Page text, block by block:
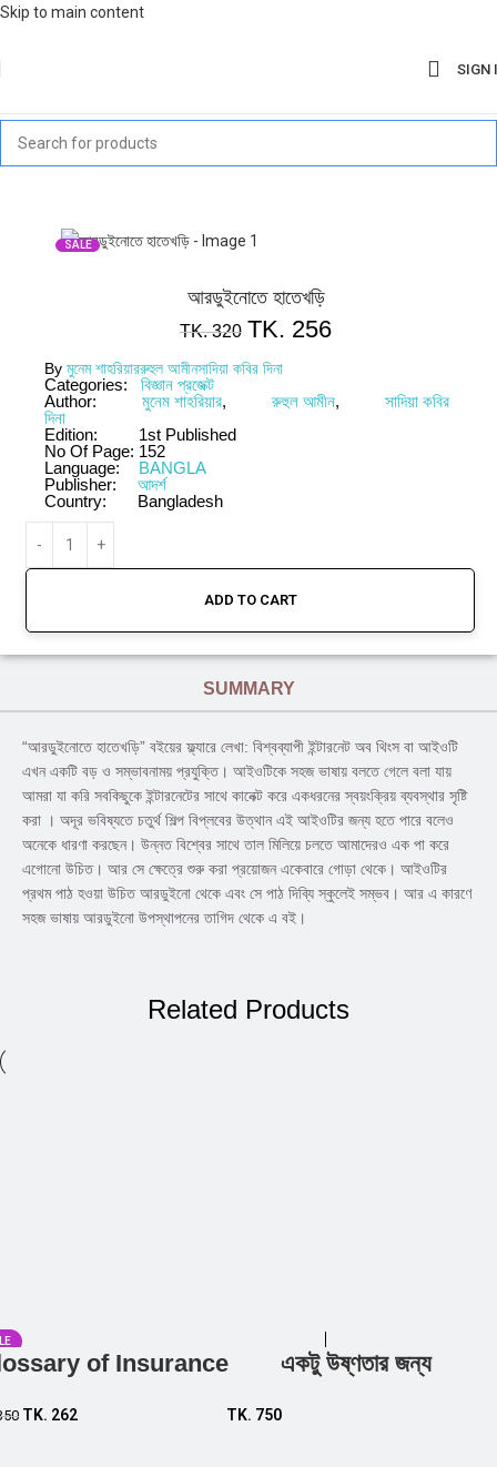
Skip to main content
SIGN
SALE
আরডুইনোতে হাতেখড়ি
TK.320 TK. 256
By মুনেম শাহরিয়াররুহুল আমীনসাদিয়া কবির দিনা
Categories:
বিজ্ঞান প্রজেক্ট
Author:
মুনেম শাহরিয়ার, রুহুল আমীন,
সাদিয়া কবির
দিনা
Edition:
1st Published
No Of Page: 152
Language:
BANGLA
Publisher:
আদর্শ
Country:
Bangladesh
ADD TO CART
SUMMARY
“আরডুইনােতে হাতেখড়ি” বইয়ের ফ্ল্যারে লেখা: বিশ্বব্যাপী ইন্টারনেট অব থিংস বা আইওটি
এখন একটি বড় ও সম্ভাবনাময় প্রযুক্তি। আইওটিকে সহজ ভাষায় বলতে গেলে বলা যায়
আমরা যা করি সবকিছুকে ইন্টারনেটের সাথে কানেক্ট করে একধরনের স্বয়ংক্রিয় ব্যবস্থার সৃষ্টি
করা । অদূর ভবিষ্যতে চতুর্থ শিল্প বিপ্লবের উত্থান এই আইওটির জন্য হতে পারে বলেও
অনেকে ধারণা করছেন। উন্নত বিশ্বের সাথে তাল মিলিয়ে চলতে আমাদেরও এক পা করে
এগােনাে উচিত। আর সে ক্ষেত্রে শুরু করা প্রয়ােজন একেবারে গােড়া থেকে। আইওটির
প্রথম পাঠ হওয়া উচিত আরডুইনাে থেকে এবং সে পাঠ দিব্যি স্কুলেই সম্ভব। আর এ কারণে
সহজ ভাষায় আরডুইনাে উপস্থাপনের তাগিদ থেকে এ বই।
Related Products
of Insurance
TK. 262
Add to cart
একটু উষ্ণতার জন্য
TK. 750